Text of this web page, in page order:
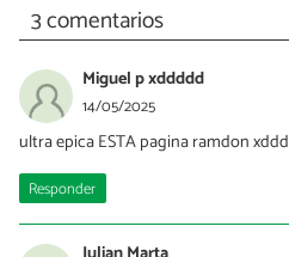
3 comentarios
Miguel p xddddd
14/05/2025
ultra epica ESTA pagina ramdon xddd
Responder